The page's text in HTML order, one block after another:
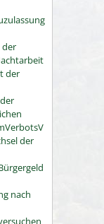
der
der
der
nach